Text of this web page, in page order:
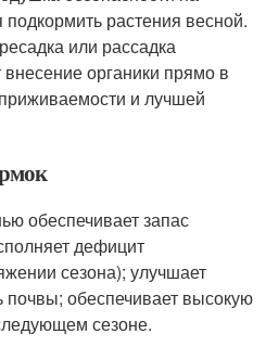
подкормить растения весной.
или рассадка
органики прямо в
и лучшей
обеспечивает запас
дефицит
сезона); улучшает
почвы; обеспечивает высокую
сезоне.